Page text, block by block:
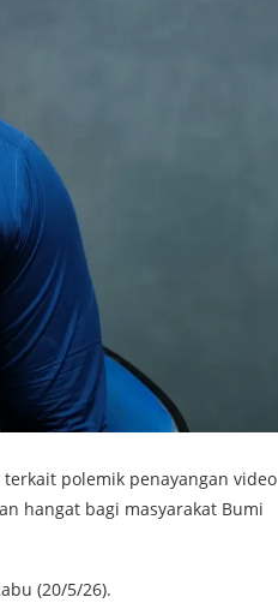
terkait polemik penayangan video
hangat bagi masyarakat Bumi
(20/5/26).